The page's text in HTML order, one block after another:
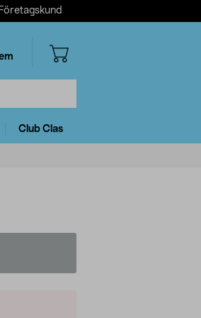
Företagskund
Club Clas